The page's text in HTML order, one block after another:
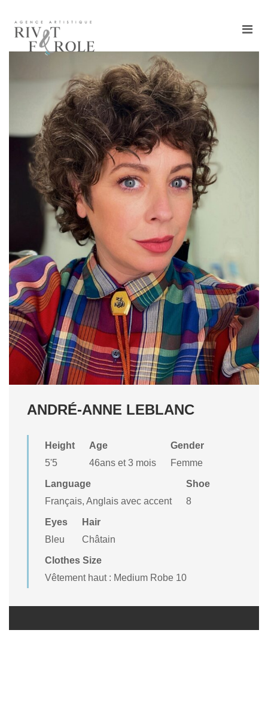
ANDRÉ-ANNE LEBLANC
Height
5'5
Age
46ans et 3 mois
Gender
Femme
Language
Français, Anglais avec accent
Shoe
8
Eyes
Bleu
Hair
Châtain
Clothes Size
Vêtement haut : Medium Robe 10